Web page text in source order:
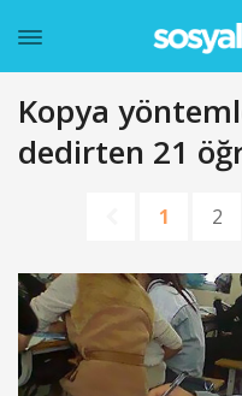
Kopya
dedirten 21
1 2